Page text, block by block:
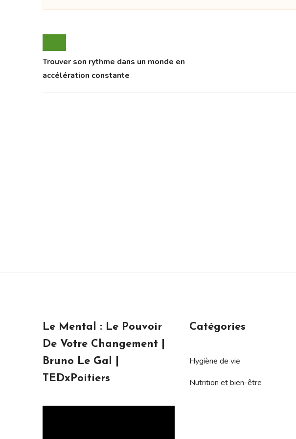
Trouver son rythme dans un monde en
accélération constante
Le Mental : Le Pouvoir
De Votre Changement |
Bruno Le Gal |
TEDxPoitiers
Catégories
Hygiène de vie
Nutrition et bien-être